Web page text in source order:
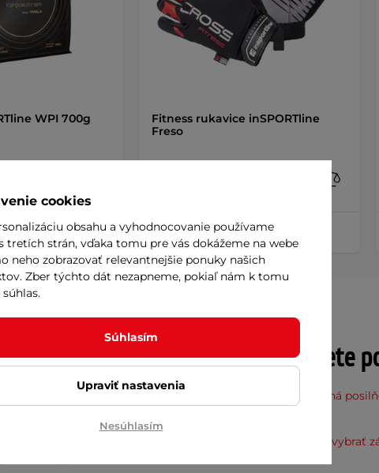
WPI 700g
do košíka
Fitness rukavice inSPORTline
Freso
+ Pridať do košíka
spracované a veľmi odolné
časti
. Povrch kotúčov
Potrebujete
Vaša dostupná
Ako správne vybrať
cookies
obsahu a vyhodnocovanie používame
tretích strán, vďaka tomu pre vás dokážeme na webe
neho zobrazovať relevantnejšie ponuky našich
Zber týchto dát nezapneme, pokiaľ nám k tomu
Súhlasím
Upraviť nastavenia
Nesúhlasím